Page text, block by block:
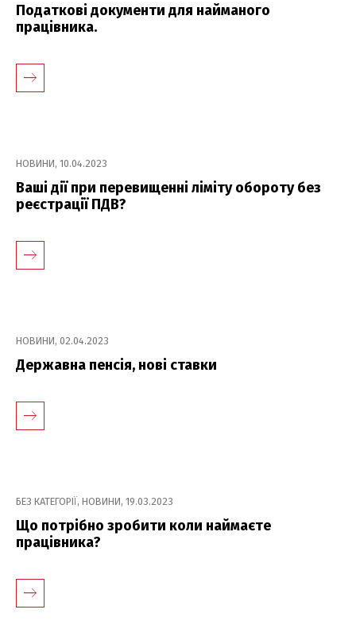
Податкові документи для найманого
працівника.
НОВИНИ, 10.04.2023
Ваші дії при перевищенні ліміту обороту без
реєстрації ПДВ?
НОВИНИ, 02.04.2023
Державна пенсія, нові ставки
БЕЗ КАТЕГОРІЇ, НОВИНИ, 19.03.2023
Що потрібно зробити коли наймаєте
працівника?
Switch The Language